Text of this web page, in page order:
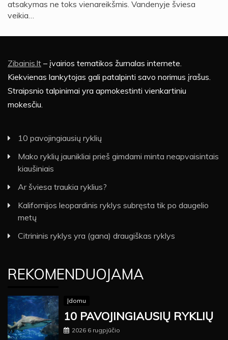
atsakymas ne toks vienareikšmis. Vandenyje šviesa
veikia…
Zibainis.lt – įvairios tematikos žurnalas internete.
Kiekvienas lankytojas gali patalpinti savo norimus įrašus.
Straipsnio talpinimai yra apmokestinti vienkartiniu
mokesčiu.
10 pavojingiausių ryklių
Mako ryklių jaunikliai prieš gimdami minta neapvaisintais
kiaušiniais
Ar šviesa traukia ryklius?
Kalifornijos leopardinis ryklys subręsta tik po daugelio
metų
Citrininis ryklys yra (gana) draugiškas ryklys
REKOMENDUOJAMA
Įdomu
10 PAVOJINGIAUSIŲ RYKLIŲ
2026 6 rugpjūčio